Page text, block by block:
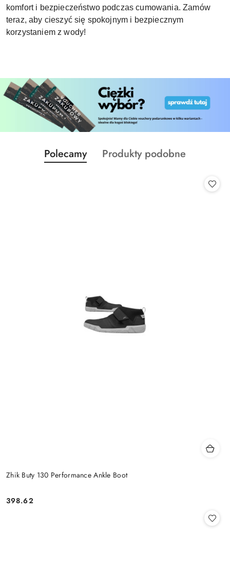
komfort i bezpieczeństwo podczas cumowania. Zamów
teraz, aby cieszyć się spokojnym i bezpiecznym
korzystaniem z wody!
Pomiń karuzelę produktów
Produkty
o
Polecamy
Produkty
Produkty podobne
Zhik Buty 130 Performance Ankle Boot
Cena:
398.62